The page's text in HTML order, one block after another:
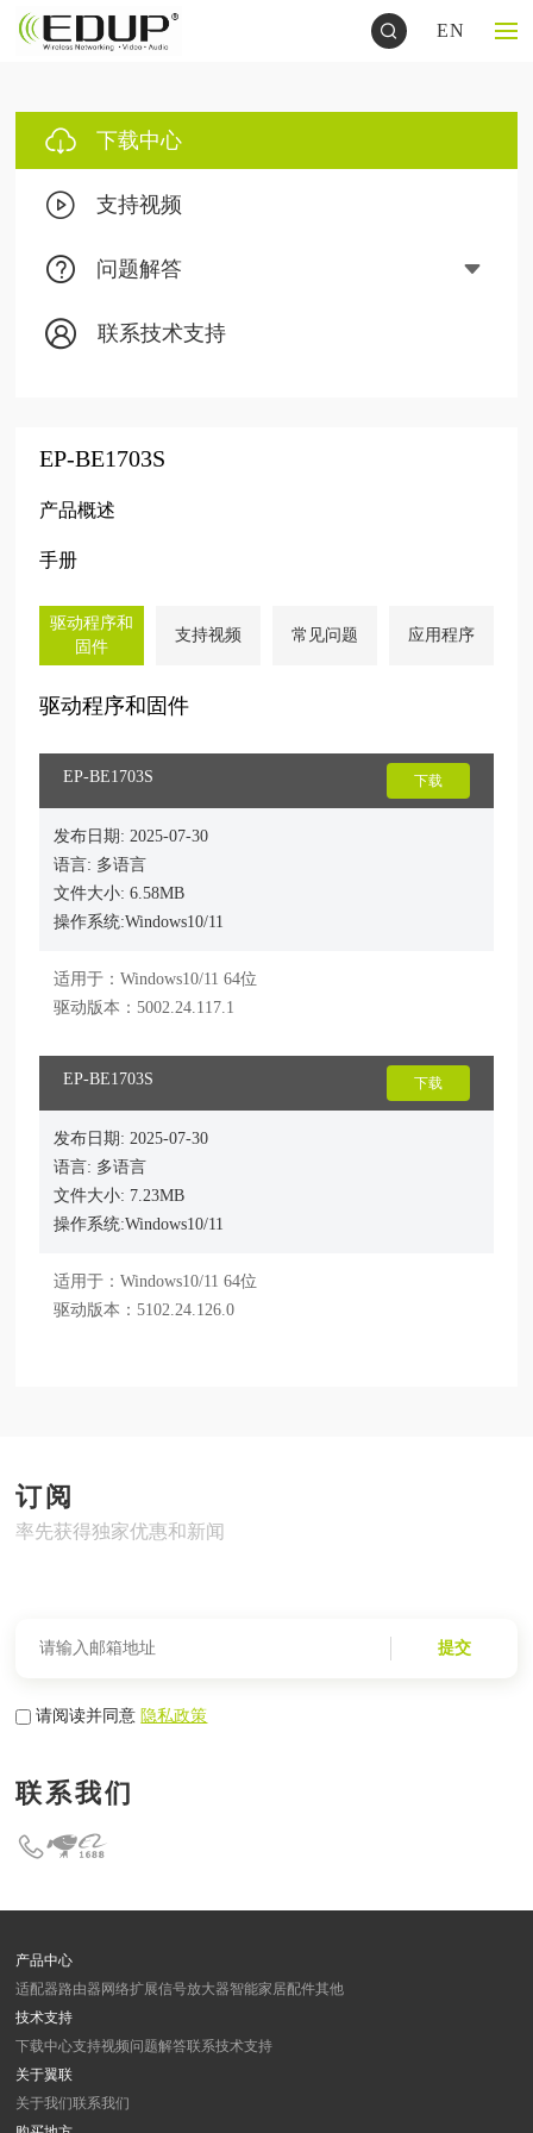
EN
下载中心
支持视频
问题解答
联系技术支持
EP-BE1703S
产品概述
手册
驱动程序和
固件
支持视频 常见问题 应用程序
驱动程序和固件
EP-BE1703S 下载
发布日期: 2025-07-30
语言: 多语言
文件大小: 6.58MB
操作系统:Windows10/11
适用于：Windows10/11 64位
驱动版本：5002.24.117.1
EP-BE1703S 下载
发布日期: 2025-07-30
语言: 多语言
文件大小: 7.23MB
操作系统:Windows10/11
适用于：Windows10/11 64位
驱动版本：5102.24.126.0
订阅
率先获得独家优惠和新闻
提交
请阅读并同意隐私政策
联系我们
产品中心
适配器路由器 网络扩展信号放大器智能家居配件其他
技术支持
下载中心支持视频问题解答联系技术支持
关于翼联
关于我们联系我们